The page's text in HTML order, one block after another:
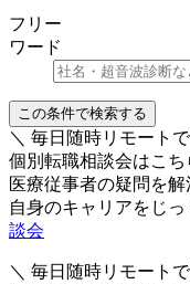
フリー
ワード
この条件で検索する
＼ 毎日随時リモート
個別転職相談会はこち
医療従事者の疑問を解
自身のキャリアをじ
談会
＼ 毎日随時リモート